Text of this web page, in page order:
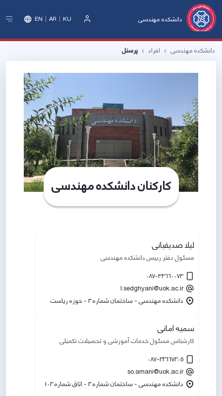
دانشکده مهندسی EN AR KU
دانشکده مهندسی افراد پرسنل
کارکنان دانشکده مهندسی
لیلا صدیقیانی
مسئول دفتر رییس دانشکده مهندسی
087-۳۳۶۶۰۰۷۳
l.sedghyani@uok.ac.ir
دانشکده مهندسی - ساختمان شماره 3 - حوزه ریاست
سمیه امانی
کارشناس مسئول خدمات آموزشی و تحصیلات تکمیلی
087-33667305
so.amani@uok.ac.ir
دانشکده مهندسی - ساختمان شماره 3 - اتاق شماره 103